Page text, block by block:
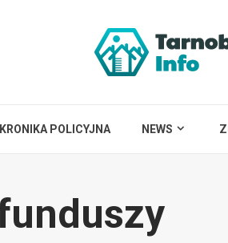
KRONIKA POLICYJNA NEWS